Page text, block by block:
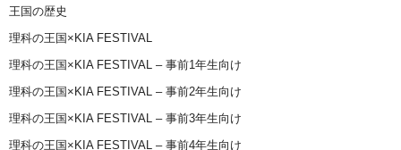
王国の歴史
理科の王国×KIA FESTIVAL
理科の王国×KIA FESTIVAL – 事前1年生向け
理科の王国×KIA FESTIVAL – 事前2年生向け
理科の王国×KIA FESTIVAL – 事前3年生向け
理科の王国×KIA FESTIVAL – 事前4年生向け